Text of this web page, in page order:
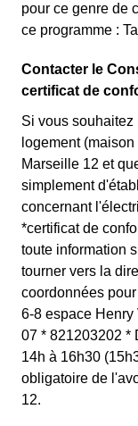
pour ce genre de
ce programme :
Contacter le
certificat de
Si vous souhaitez
logement
Marseille 12 et
simplement
concernant
*certificat de
toute information
tourner vers la
coordonnées
6-8 espace
07 * 821203202 *
14h à 16h30
obligatoire de
12.